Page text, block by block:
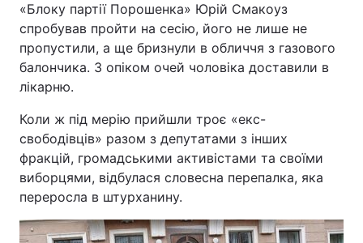
«Блоку партії Порошенка» Юрій Смакоуз
спробував пройти на сесію, його не лише не
пропустили, а ще бризнули в обличчя з газового
балончика. З опіком очей чоловіка доставили в
лікарню.
Коли ж під мерію прийшли троє «екс-
свободівців» разом з депутатами з інших
фракцій, громадськими активістами та своїми
виборцями, відбулася словесна перепалка, яка
переросла в штурханину.